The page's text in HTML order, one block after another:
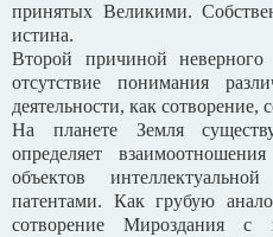
принятых Великими.
истина.
Второй причиной
отсутствие понимания
деятельности, как сотворение,
На планете Земля
определяет
объектов
патентами. Как грубую
сотворение Мироздания с